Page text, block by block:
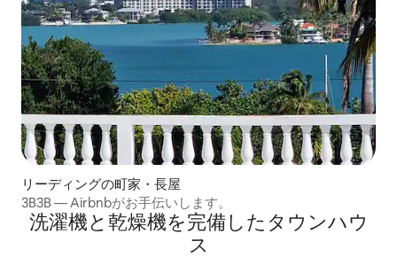
リーディングの町家・長屋
3B3B — Airbnbがお手伝いします。
洗濯機と乾燥機を完備したタウンハウ
ス